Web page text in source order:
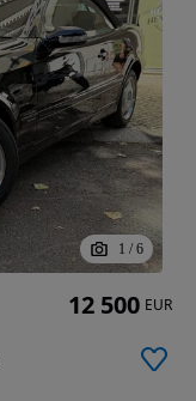
1 / 6
12 500 EUR